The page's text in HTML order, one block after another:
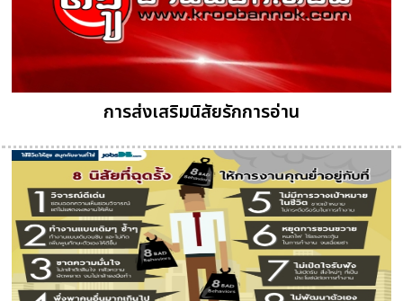
การส่งเสริมนิสัยรักการอ่าน